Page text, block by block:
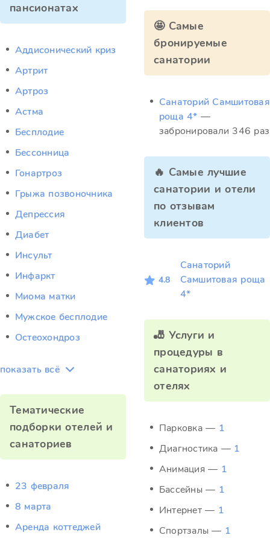
пансионатах
Аддисонический криз
Артрит
Артроз
Астма
Бесплодие
Бессонница
Гонартроз
Грыжа позвоночника
Депрессия
Диабет
Инсульт
Инфаркт
Миома матки
Мужское бесплодие
Остеохондроз
показать всё
Тематические
подборки отелей и
санаториев
23 февраля
8 марта
Аренда коттеджей
🤩 Самые
бронируемые
санатории
Санаторий Самшитовая
роща 4* —
забронировали 346 раз
🔥 Самые лучшие
санатории и отели
по отзывам
клиентов
4.8
Санаторий
Самшитовая роща
4*
🎳 Услуги и
процедуры в
санаториях и
отелях
Парковка — 1
Диагностика — 1
Анимация — 1
Бассейны — 1
Интернет — 1
Спортзалы — 1